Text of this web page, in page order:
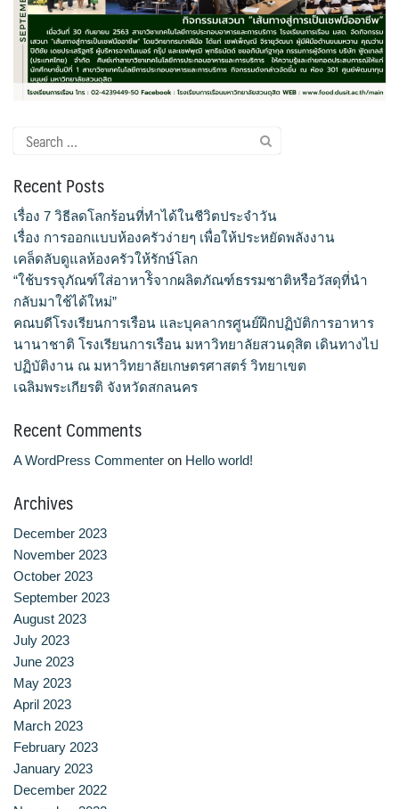
คำสั่งแต่งตั้งคณะกรรมการด้านต่าง ๆ
คู่มือนักศึกษา
ทำเนียบคณบดี
ทิศทางการดำเนินงานของมหาวิทยาลัยสวนดุสิต
ทุนการศึกษา
นักศึกษา
บันทึกเทปกิจกรรม
บุคลากรสายวิชาการ
บุคลากรสายสนับสนุนวิชาการ
ประวัติ วิสัยทัศน์ พันธกิจ โรงเรียนการเรือน
ปริญญาตรี
ผู้ปกครอง
พันธมิตร
รวมเรื่องขนมไทย
รายงานผลการดำเนินงาน
วารสารวัฒนธรรมอาหารไทย
Search
for:
Recent Posts
เรื่อง 7 วิธีลดโลกร้อนที่ทำได้ในชีวิตประจำวัน
เรื่อง การออกแบบห้องครัวง่ายๆ เพื่อให้ประหยัดพลังงาน
เคล็ดลับดูแลห้องครัวให้รักษ์โลก
“ใช้บรรจุภัณฑ์ใส่อาหาร้ิจากผลิตภัณฑ์ธรรมชาติหรือวัสดุที่นำ
กลับมาใช้ได้ใหม่”
คณบดีโรงเรียนการเรือน และบุคลากรศูนย์ฝึกปฏิบัติการอาหาร
นานาชาติ โรงเรียนการเรือน มหาวิทยาลัยสวนดุสิต เดินทางไป
ปฏิบัติงาน ณ มหาวิทยาลัยเกษตรศาสตร์ วิทยาเขต
เฉลิมพระเกียรติ จังหวัดสกลนคร
Recent Comments
A WordPress Commenter on Hello world!
Archives
December 2023
November 2023
October 2023
September 2023
August 2023
July 2023
June 2023
May 2023
April 2023
March 2023
February 2023
January 2023
December 2022